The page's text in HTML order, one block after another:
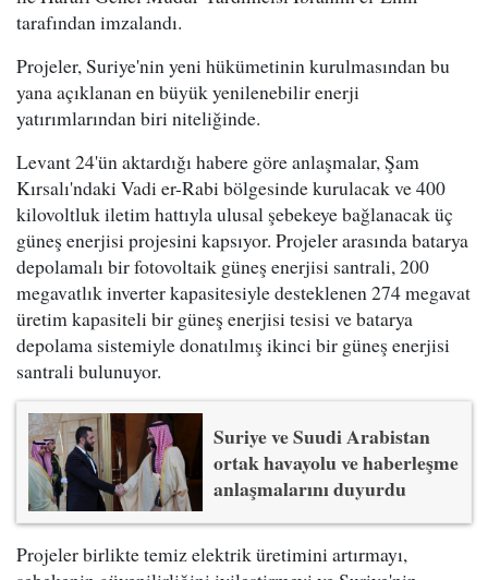
tarafından imzalandı.
Projeler, Suriye'nin yeni hükümetinin kurulmasından bu
yana açıklanan en büyük yenilenebilir enerji
yatırımlarından biri niteliğinde.
Levant 24'ün aktardığı habere göre anlaşmalar, Şam
Kırsalı'ndaki Vadi er-Rabi bölgesinde kurulacak ve 400
kilovoltluk iletim hattıyla ulusal şebekeye bağlanacak üç
güneş enerjisi projesini kapsıyor. Projeler arasında batarya
depolamalı bir fotovoltaik güneş enerjisi santrali, 200
megavatlık inverter kapasitesiyle desteklenen 274 megavat
üretim kapasiteli bir güneş enerjisi tesisi ve batarya
depolama sistemiyle donatılmış ikinci bir güneş enerjisi
santrali bulunuyor.
Suriye ve Suudi Arabistan
ortak havayolu ve haberleşme
anlaşmalarını duyurdu
Projeler birlikte temiz elektrik üretimini artırmayı,